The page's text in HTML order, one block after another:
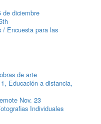
de diciembre
Encuesta para las
de arte
Educación a distancia,
Nov. 23
Individuales